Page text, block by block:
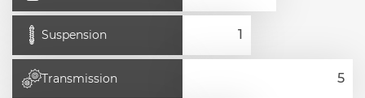
Suspension
Transmission